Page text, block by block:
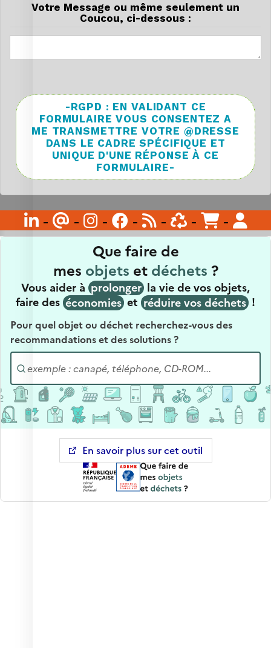
Votre Message ou même seulement un
Coucou, ci-dessous :
-RGPD : EN VALIDANT CE
FORMULAIRE VOUS CONSENTEZ A
ME TRANSMETTRE VOTRE @DRESSE
DANS LE CADRE SPÉCIFIQUE ET
UNIQUE D'UNE RÉPONSE À CE
FORMULAIRE-
 - @ -  -  -  -  - - 